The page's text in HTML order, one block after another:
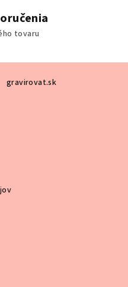
tovaru
gravirovat.sk